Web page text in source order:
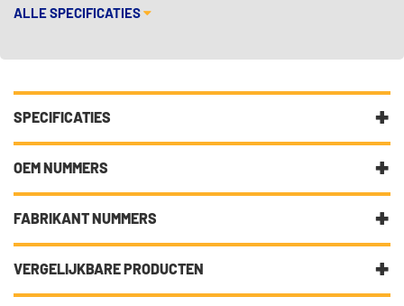
ALLE SPECIFICATIES
SPECIFICATIES
Fabrikantcode
Merk Febi Bilstein
Bekijk meer Febi Bilstein Koelvloeistof
OEM NUMMERS
Volkswagen
Volkswagen
FABRIKANT NUMMERS
BMW GS 94000
CUMMINS CES 14439
VERGELIJKBARE PRODUCTEN